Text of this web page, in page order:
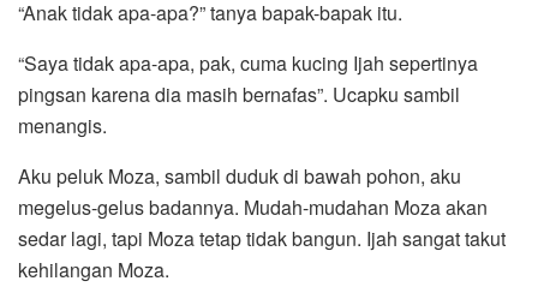
“Anak tidak apa-apa?” tanya bapak-bapak itu.
“Saya tidak apa-apa, pak, cuma kucing Ijah sepertinya
pingsan karena dia masih bernafas”. Ucapku sambil
menangis.
Aku peluk Moza, sambil duduk di bawah pohon, aku
megelus-gelus badannya. Mudah-mudahan Moza akan
sedar lagi, tapi Moza tetap tidak bangun. Ijah sangat takut
kehilangan Moza.